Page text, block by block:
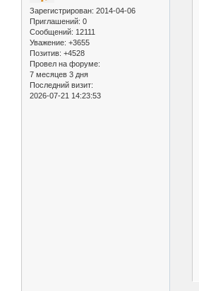
Зарегистрирован: 2014-04-06
Приглашений: 0
Сообщений: 12111
Уважение: +3655
Позитив: +4528
Провел на форуме:
7 месяцев 3 дня
Последний визит:
2026-07-21 14:23:53